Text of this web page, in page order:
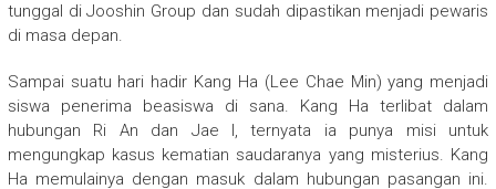
tunggal di Jooshin Group dan sudah dipastikan menjadi pewaris
di masa depan.
Sampai suatu hari hadir Kang Ha (Lee Chae Min) yang menjadi
siswa penerima beasiswa di sana. Kang Ha terlibat dalam
hubungan Ri An dan Jae I, ternyata ia punya misi untuk
mengungkap kasus kematian saudaranya yang misterius. Kang
Ha memulainya dengan masuk dalam hubungan pasangan ini.